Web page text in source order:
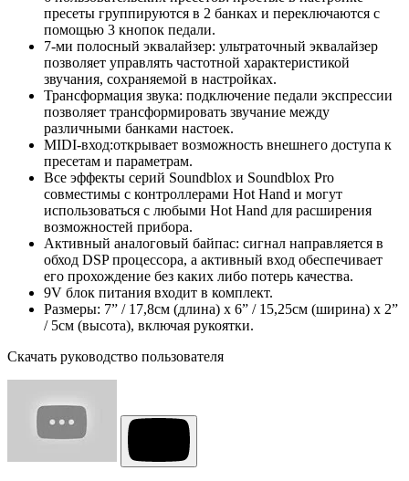
пресеты группируются в 2 банках и переключаются с
помощью 3 кнопок педали.
7-ми полосный эквалайзер: ультраточный эквалайзер
позволяет управлять частотной характеристикой
звучания, сохраняемой в настройках.
Трансформация звука: подключение педали экспрессии
позволяет трансформировать звучание между
различными банками настоек.
MIDI-вход:открывает возможность внешнего доступа к
пресетам и параметрам.
Все эффекты серий Soundblox и Soundblox Pro
совместимы с контроллерами Hot Hand и могут
использоваться с любыми Hot Hand для расширения
возможностей прибора.
Активный аналоговый байпас: сигнал направляется в
обход DSP процессора, а активный вход обеспечивает
его прохождение без каких либо потерь качества.
9V блок питания входит в комплект.
Размеры: 7” / 17,8см (длина) х 6” / 15,25см (ширина) х 2”
/ 5см (высота), включая рукоятки.
Скачать руководство пользователя